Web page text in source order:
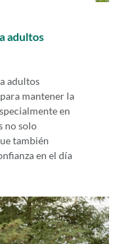
adultos
adultos
mantener la
en
no solo
también
en el día